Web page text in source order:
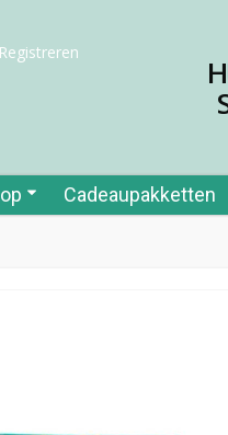
Registreren
Cadeaupakketten